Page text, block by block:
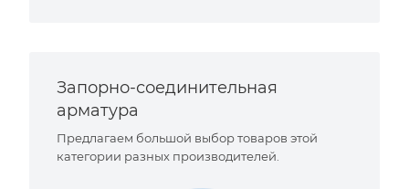
Запорно-соединительная
арматура
Предлагаем большой выбор товаров этой
категории разных производителей.